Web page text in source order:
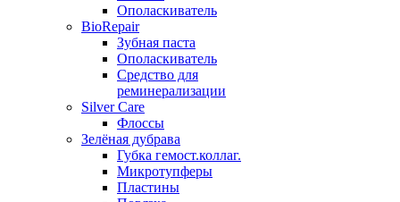
Ополаскиватель
BioRepair
Зубная паста
Ополаскиватель
Средство для
реминерализации
Silver Care
Флоссы
Зелёная дубрава
Губка гемост.коллаг.
Микротупферы
Пластины